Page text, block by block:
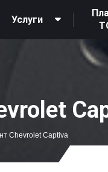
Услуги
Chevrolet Captiva